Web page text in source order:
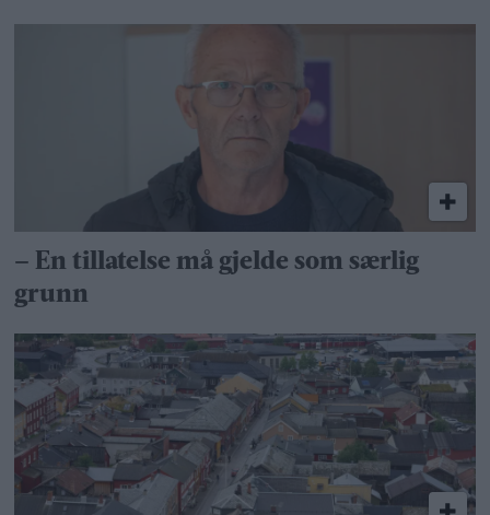
– En tillatelse må gjelde som særlig
grunn